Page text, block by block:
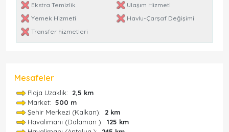
Ekstra Temizlik
Ulaşım Hizmeti
Yemek Hizmeti
Havlu-Çarşaf Değişimi
Transfer hizmetleri
Mesafeler
Plaja Uzaklık: 2,5 km
Market: 500 m
Şehir Merkezi (Kalkan): 2 km
Havalimanı (Dalaman ): 125 km